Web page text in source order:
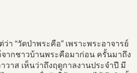
า “วัดป่าพระคือ” เพราะพระอาจารย์
ากชาวบ้านพระคือมาก่อน ครั้นมาถึง
วาส เห็นว่าถึงฤดูกาลงานประจำปี มี